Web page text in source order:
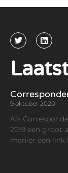
9 oktober 2020
Als
2019 een groot
manier een